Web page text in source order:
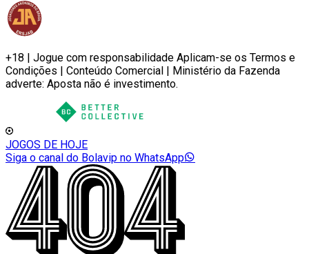
+18 | Jogue com responsabilidade Aplicam-se os Termos e
Condições | Conteúdo Comercial | Ministério da Fazenda
adverte: Aposta não é investimento.
JOGOS DE HOJE
Siga o canal do Bolavip no WhatsApp